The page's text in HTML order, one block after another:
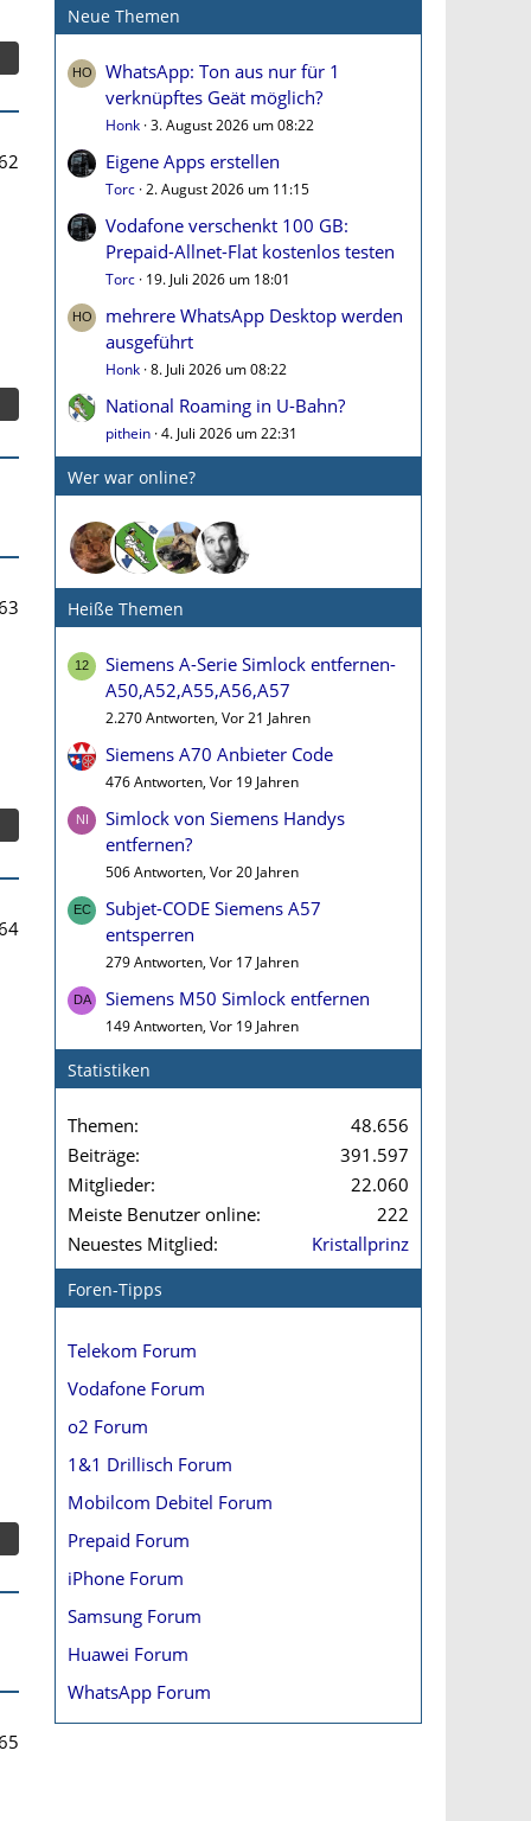
Neue Themen
WhatsApp: Ton aus nur für 1
verknüpftes Geät möglich?
Honk 3. August 2026 um 08:22
Eigene Apps erstellen
Torc 2. August 2026 um 11:15
Vodafone verschenkt 100 GB:
Prepaid-Allnet-Flat kostenlos testen
Torc 19. Juli 2026 um 18:01
mehrere WhatsApp Desktop werden
ausgeführt
Honk 8. Juli 2026 um 08:22
National Roaming in U-Bahn?
pithein 4. Juli 2026 um 22:31
Wer war online?
Heiße Themen
Siemens A-Serie Simlock entfernen-
A50,A52,A55,A56,A57
2.270 Antworten, Vor 21 Jahren
Siemens A70 Anbieter Code
476 Antworten, Vor 19 Jahren
Simlock von Siemens Handys
entfernen?
506 Antworten, Vor 20 Jahren
Subjet-CODE Siemens A57
entsperren
279 Antworten, Vor 17 Jahren
Siemens M50 Simlock entfernen
149 Antworten, Vor 19 Jahren
Statistiken
Themen
48.656
Beiträge
391.597
Mitglieder
22.060
Meiste Benutzer online
222
Neuestes Mitglied
Kristallprinz
Foren-Tipps
Telekom Forum
Vodafone Forum
o2 Forum
1&1 Drillisch Forum
Mobilcom Debitel Forum
Prepaid Forum
iPhone Forum
Samsung Forum
Huawei Forum
WhatsApp Forum